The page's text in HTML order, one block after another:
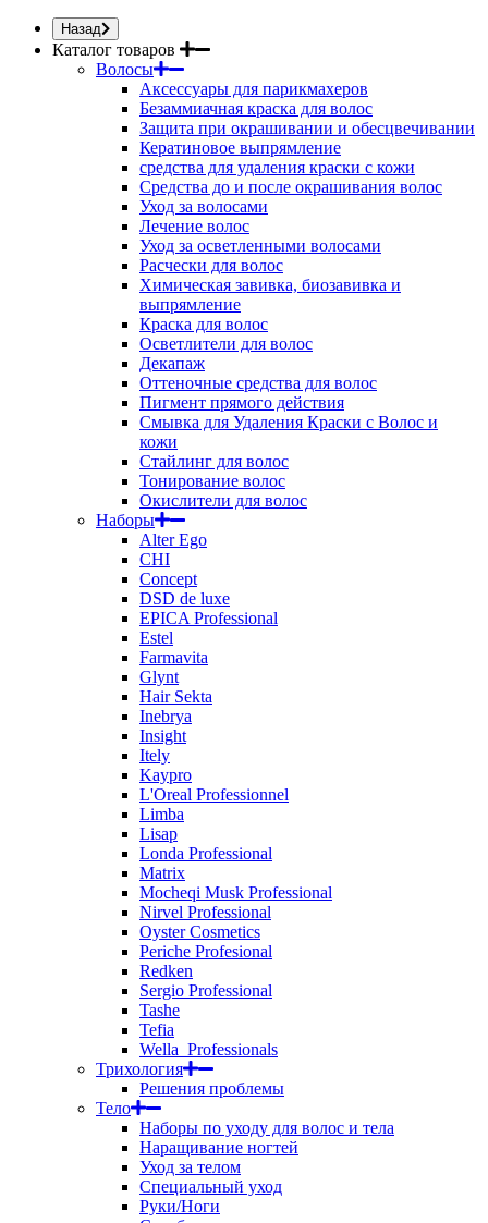
Назад
Каталог товаров
Волосы
Аксессуары для парикмахеров
Безаммиачная краска для волос
Защита при окрашивании и обесцвечивании
Кератиновое выпрямление
средства для удаления краски с кожи
Средства до и после окрашивания волос
Уход за волосами
Лечение волос
Уход за осветленными волосами
Расчески для волос
Химическая завивка, биозавивка и
выпрямление
Краска для волос
Осветлители для волос
Декапаж
Оттеночные средства для волос
Пигмент прямого действия
Смывка для Удаления Краски с Волос и
кожи
Стайлинг для волос
Тонирование волос
Окислители для волос
Наборы
Alter Ego
CHI
Concept
DSD de luxe
EPICA Professional
Estel
Farmavita
Glynt
Hair Sekta
Inebrya
Insight
Itely
Kaypro
L'Oreal Professionnel
Limba
Lisap
Londa Professional
Matrix
Mocheqi Musk Professional
Nirvel Professional
Oyster Cosmetics
Periche Profesional
Redken
Sergio Professional
Tashe
Tefia
Wella_Professionals
Трихология
Решения проблемы
Тело
Наборы по уходу для волос и тела
Наращивание ногтей
Уход за телом
Специальный уход
Руки/Ноги